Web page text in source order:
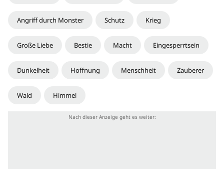
Angriff durch Monster Schutz Krieg
Große Liebe Bestie Macht Eingesperrtsein
Dunkelheit Hoffnung Menschheit Zauberer
Wald Himmel